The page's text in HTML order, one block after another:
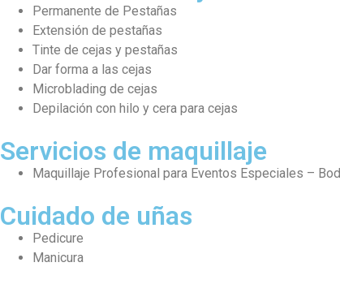
Permanente de Pestañas
Extensión de pestañas
Tinte de cejas y pestañas
Dar forma a las cejas
Microblading de cejas
Depilación con hilo y cera para cejas
Servicios de maquillaje
Maquillaje Profesional para Eventos Especiales –
Cuidado de uñas
Pedicure
Manicura